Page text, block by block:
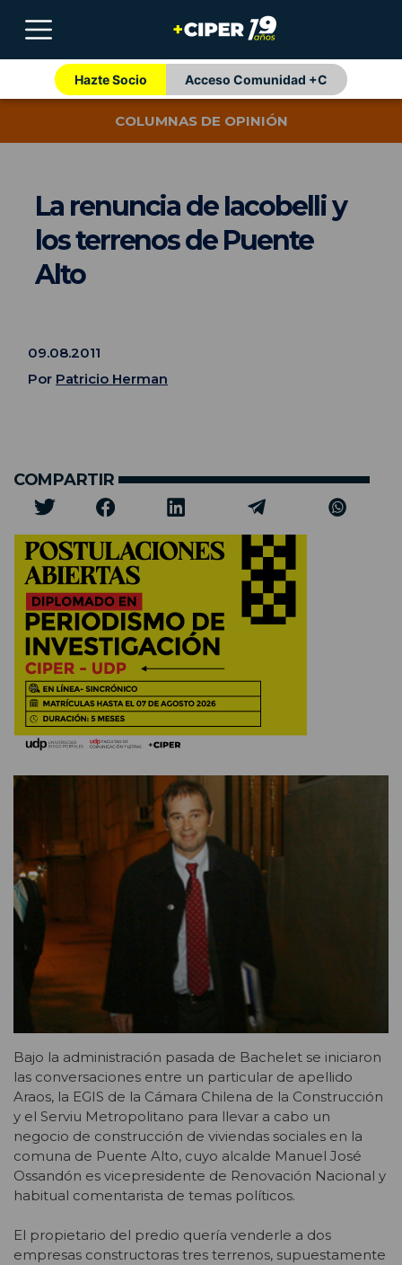
Hazte Socio Acceso Comunidad +C
COLUMNAS DE OPINIÓN
La renuncia de Iacobelli y
los terrenos de Puente
Alto
09.08.2011
Por Patricio Herman
COMPARTIR
Bajo la administración pasada de Bachelet se iniciaron
las conversaciones entre un particular de apellido
Araos, la EGIS de la Cámara Chilena de la Construcción
y el Serviu Metropolitano para llevar a cabo un
negocio de construcción de viviendas sociales en la
comuna de Puente Alto, cuyo alcalde Manuel José
Ossandón es vicepresidente de Renovación Nacional y
habitual comentarista de temas políticos.
El propietario del predio quería venderle a dos
empresas constructoras tres terrenos, supuestamente